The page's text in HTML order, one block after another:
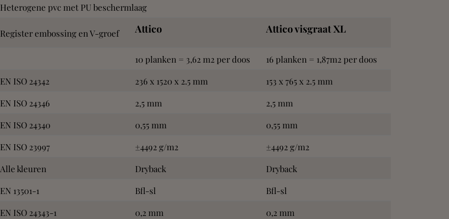
Heterogene pvc met PU beschermlaag
Register embossing en V-groef Attico Attico visgraat XL
10 planken = 3,62 m2 per doos
16 planken = 1,87m2 per doos
EN ISO 24342 236 x 1520 x 2.5 mm
153 x 765 x 2.5 mm
EN ISO 24346 2,5 mm
2,5 mm
EN ISO 24340 0,55 mm
0,55 mm
EN ISO 23997 ±4492 g/m2
±4492 g/m2
Alle kleuren Dryback
Dryback
EN 13501-1 Bfl-sl
Bfl-sl
EN ISO 24343-1 0,2 mm
0,2 mm